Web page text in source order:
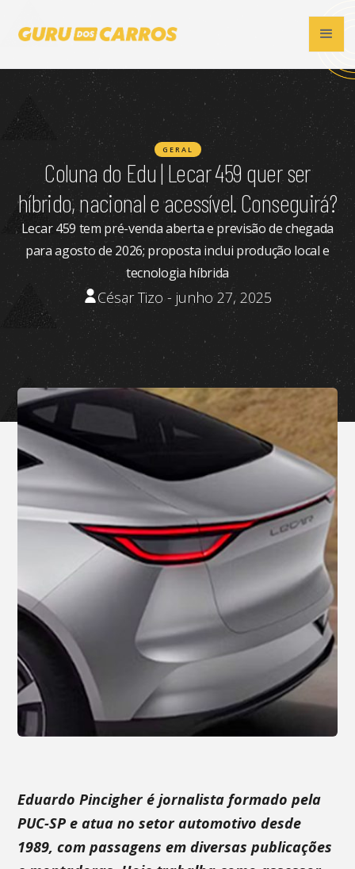
GERAL
Coluna do Edu | Lecar 459 quer ser
híbrido, nacional e acessível. Conseguirá?
Lecar 459 tem pré-venda aberta e previsão de chegada
para agosto de 2026; proposta inclui produção local e
tecnologia híbrida
César Tizo - junho 27, 2025
Eduardo Pincigher é jornalista formado pela
PUC-SP e atua no setor automotivo desde
1989, com passagens em diversas publicações